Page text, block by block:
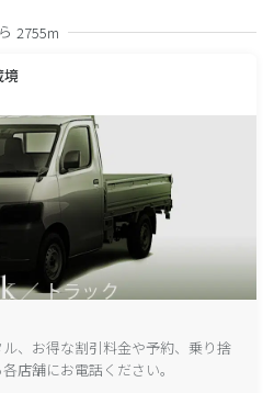
2755m
境
、お得な割引料金や予約、乗り捨
店舗にお電話ください。